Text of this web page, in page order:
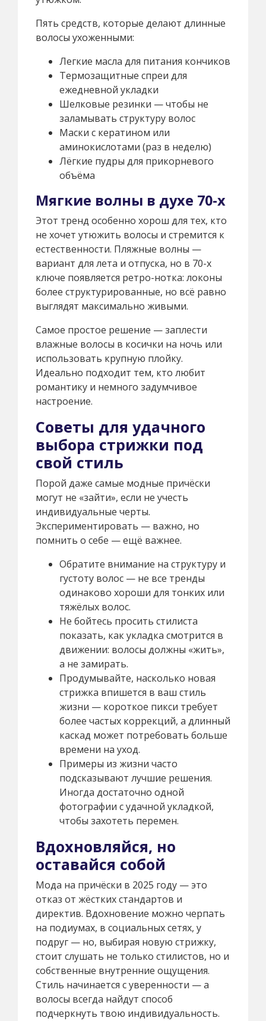
Пять средств, которые делают длинные
волосы ухоженными:
Легкие масла для питания кончиков
Термозащитные спреи для
ежедневной укладки
Шелковые резинки — чтобы не
заламывать структуру волос
Маски с кератином или
аминокислотами (раз в неделю)
Лёгкие пудры для прикорневого
объёма
Мягкие волны в духе 70-х
Этот тренд особенно хорош для тех, кто
не хочет утюжить волосы и стремится к
естественности. Пляжные волны —
вариант для лета и отпуска, но в 70-х
ключе появляется ретро-нотка: локоны
более структурированные, но всё равно
выглядят максимально живыми.
Самое простое решение — заплести
влажные волосы в косички на ночь или
использовать крупную плойку.
Идеально подходит тем, кто любит
романтику и немного задумчивое
настроение.
Советы для удачного
выбора стрижки под
свой стиль
Порой даже самые модные причёски
могут не «зайти», если не учесть
индивидуальные черты.
Экспериментировать — важно, но
помнить о себе — ещё важнее.
Обратите внимание на структуру и
густоту волос — не все тренды
одинаково хороши для тонких или
тяжёлых волос.
Не бойтесь просить стилиста
показать, как укладка смотрится в
движении: волосы должны «жить»,
а не замирать.
Продумывайте, насколько новая
стрижка впишется в ваш стиль
жизни — короткое пикси требует
более частых коррекций, а длинный
каскад может потребовать больше
времени на уход.
Примеры из жизни часто
подсказывают лучшие решения.
Иногда достаточно одной
фотографии с удачной укладкой,
чтобы захотеть перемен.
Вдохновляйся, но
оставайся собой
Мода на причёски в 2025 году — это
отказ от жёстких стандартов и
директив. Вдохновение можно черпать
на подиумах, в социальных сетях, у
подруг — но, выбирая новую стрижку,
стоит слушать не только стилистов, но и
собственные внутренние ощущения.
Стиль начинается с уверенности — а
волосы всегда найдут способ
подчеркнуть твою индивидуальность.